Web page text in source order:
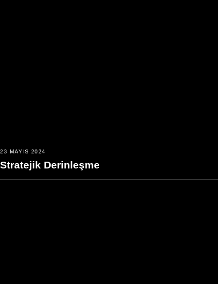
23 MAYIS 2024
Stratejik Derinleşme